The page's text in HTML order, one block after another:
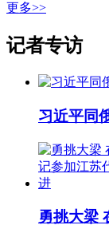
更多>>
记者专访
习近平同
勇挑大梁